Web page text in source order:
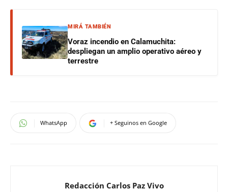
MIRÁ TAMBIÉN
Voraz incendio en Calamuchita:
despliegan un amplio operativo aéreo y
terrestre
WhatsApp + Seguinos en Google
Redacción Carlos Paz Vivo